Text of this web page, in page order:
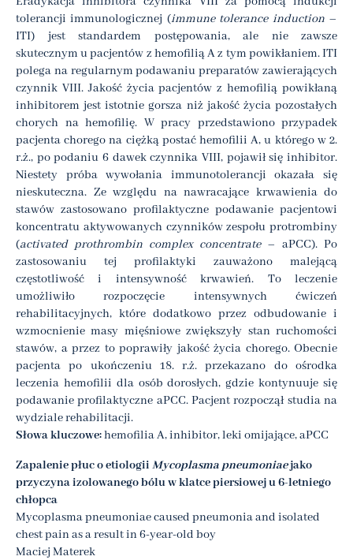
tolerancji immunologicznej (immune tolerance induction–
ITI) jest standardem postępowania, ale nie zawsze
skutecznym u pacjentów z hemofilią A z tym powikłaniem. ITI
polega na regularnym podawaniu preparatów zawierających
czynnik VIII. Jakość życia pacjentów z hemofilią powikłaną
inhibitorem jest istotnie gorsza niż jakość życia pozostałych
chorych na hemofilię. W pracy przedstawiono przypadek
pacjenta chorego na ciężką postać hemofilii A, u którego w 2.
r.ż., po podaniu 6 dawek czynnika VIII, pojawił się inhibitor.
Niestety próba wywołania immunotolerancji okazała się
nieskuteczna. Ze względu na nawracające krwawienia do
stawów zastosowano profilaktyczne podawanie pacjentowi
koncentratu aktywowanych czynników zespołu protrombiny
(activated prothrombin complex concentrate– aPCC). Po
zastosowaniu tej profilaktyki zauważono malejącą
częstotliwość i intensywność krwawień. To leczenie
umożliwiło rozpoczęcie intensywnych ćwiczeń
rehabilitacyjnych, które dodatkowo przez odbudowanie i
wzmocnienie masy mięśniowe zwiększyły stan ruchomości
stawów, a przez to poprawiły jakość życia chorego. Obecnie
pacjenta po ukończeniu 18. r.ż. przekazano do ośrodka
leczenia hemofilii dla osób dorosłych, gdzie kontynuuje się
podawanie profilaktyczne aPCC. Pacjent rozpoczął studia na
wydziale rehabilitacji.
Słowa kluczowe:hemofilia A, inhibitor, leki omijające, aPCC
Zapalenie płuc o etiologii Mycoplasma pneumoniaejako
przyczyna izolowanego bólu w klatce piersiowej u 6-letniego
chłopca
Mycoplasma pneumoniae caused pneumonia and isolated
chest pain as a result in 6-year-old boy
Maciej Materek